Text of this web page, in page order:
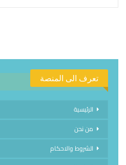
تعرف الى المنصة
الرئيسية
من نحن
الشروط والاحكام